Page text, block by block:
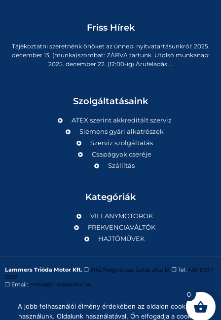
Friss Hírek
Tájékoztatni szeretnénk önöket az ünnepi nyitvatartásunkról: 2025.
december 13, (munka)szombat: ZÁRVA tartunk. Utolsó munkanap:
2025. december 22. (12:00-ig) Árufeladás ...
Szolgáltatásaink
ATEX szerint akkreditált szerviz
Siemens gyári alkatrészek
Szerviz szolgáltatás
Csapágyak cseréje
Szállítás
Kategóriák
VILLANYMOTOROK
FREKVENCIAVÁLTÓK
HAJTÓMŰVEK
Lammers Trióda Motor Kft. ❒ 2142 Nagytarcsa, Szilas utca 12. ❒ Tel: +36-1/297-
3057
❒ Email: motor@triodamotor.hu
Powered byDigit-Now Kft.
0
A jobb felhasználói élmény érdekében az oldalon cookie-kat
használunk. Oldalunk használatával, Ön elfogadja a cookie-k